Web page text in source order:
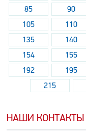
85
90
105
110
135
140
154
155
192
195
215
НАШИ КОНТАКТЫ